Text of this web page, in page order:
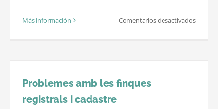
Más información Comentarios desactivadosen
Problemes amb les finques
registrals i cadastre